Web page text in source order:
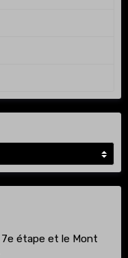
7e étape et le Mont